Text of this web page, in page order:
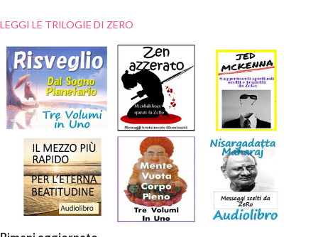
LEGGI LE TRILOGIE DI ZERO